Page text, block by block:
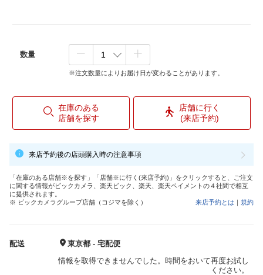
数量
※注文数量によりお届け日が変わることがあります。
在庫のある
店舗を探す
店舗に行く
(来店予約)
来店予約後の店頭購入時の注意事項
「在庫のある店舗※を探す」「店舗※に行く(来店予約)」をクリックすると、ご注文
に関する情報がビックカメラ、楽天ビック、楽天、楽天ペイメントの４社間で相互
に提供されます。
※ ビックカメラグループ店舗（コジマを除く）
来店予約とは ｜ 規約
配送
東京都 - 宅配便
情報を取得できませんでした。時間をおいて再度お試し
ください。